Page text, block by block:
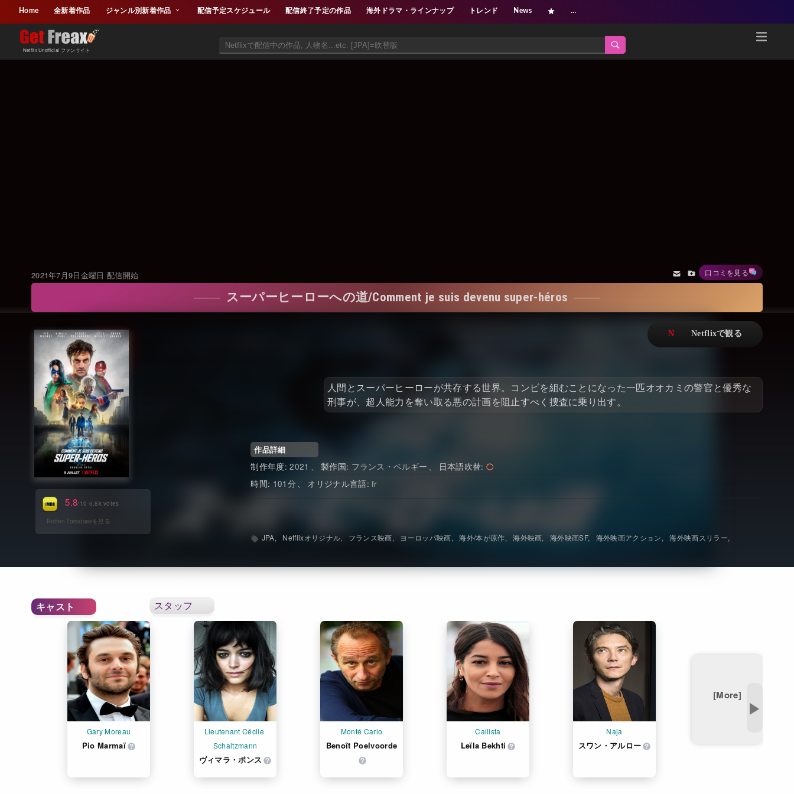
Home 全新着作品 ジャンル別新着作品 配信予定スケジュール 配信終了予定の作品 海外ドラマ・ラインナップ トレンド News …
Netflix Unofficial ファンサイト
Netflix新着作品
アジア映画
ドキュメンタリー
Netflixオリジナル作品
日本語吹替対応作品
その他の国のTV番組
Watchlistへ
Netflix Video
Netflix 吹替版作品
Netflix 高い評価の海外作品
Get Freaxフォーラム
Netflixコース別料金プラン
閉じる
2021年7月9日金曜日 配信開始 口コミを見る
スーパーヒーローへの道/Comment je suis devenu super-héros
人間とスーパーヒーローが共存する世界。コンビを組むことになった一匹オオカミの警官と優秀な
刑事が、超人能力を奪い取る悪の計画を阻止すべく捜査に乗り出す。
作品詳細
2021
フランス・ベルギー
日本語吹替
101
fr
5.8/10 6.8k votes
▶
スタッフ
キャスト
Gary Moreau
Pio Marmaï
Lieutenant Cécile
Schaltzmann
ヴィマラ・ポンス
Monté Carlo
Benoît Poelvoorde
Callista
Leïla Bekhti
Naja
スワン・アルロー
[More]
JPA Netflixオリジナル フランス映画 ヨーロッパ映画 海外/本が原作 海外映画 海外映画SF 海外映画アクション 海外映画スリラー